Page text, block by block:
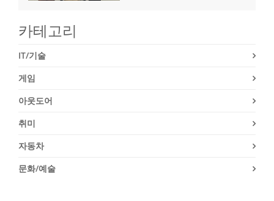
카테고리
IT/기술
게임
아웃도어
취미
자동차
문화/예술